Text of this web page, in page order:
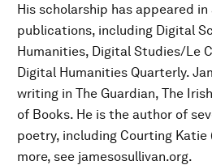
His scholarship has appeared
publications, including Digital
Humanities, Digital Studies/Le
Digital Humanities Quarterly.
writing in The Guardian, The
of Books. He is the author of
poetry, including Courting Katie
more, see jamesosullivan.org.